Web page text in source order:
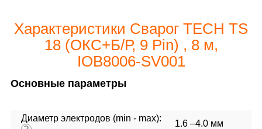
Характеристики Сварог TECH TS
18 (ОКС+Б/Р, 9 Pin) , 8 м,
IOB8006-SV001
Основные параметры
Диаметр электродов (min - max):
1.6 –4.0 мм